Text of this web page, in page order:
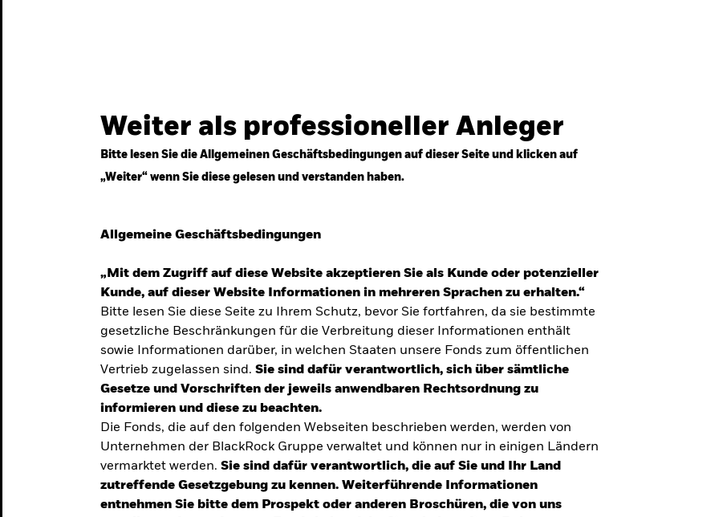
Weiter als professioneller Anleger
Bitte lesen Sie die Allgemeinen Geschäftsbedingungen auf dieser Seite und klicken auf
„Weiter“ wenn Sie diese gelesen und verstanden haben.
Allgemeine Geschäftsbedingungen
„Mit dem Zugriff auf diese Website akzeptieren Sie als Kunde oder potenzieller
Kunde, auf dieser Website Informationen in mehreren Sprachen zu erhalten.“
Bitte lesen Sie diese Seite zu Ihrem Schutz, bevor Sie fortfahren, da sie bestimmte
gesetzliche Beschränkungen für die Verbreitung dieser Informationen enthält
sowie Informationen darüber, in welchen Staaten unsere Fonds zum öffentlichen
Vertrieb zugelassen sind. Sie sind dafür verantwortlich, sich über sämtliche
Gesetze und Vorschriften der jeweils anwendbaren Rechtsordnung zu
informieren und diese zu beachten.
Die Fonds, die auf den folgenden Webseiten beschrieben werden, werden von
Unternehmen der BlackRock Gruppe verwaltet und können nur in einigen Ländern
vermarktet werden. Sie sind dafür verantwortlich, die auf Sie und Ihr Land
zutreffende Gesetzgebung zu kennen. Weiterführende Informationen
entnehmen Sie bitte dem Prospekt oder anderen Broschüren, die von uns